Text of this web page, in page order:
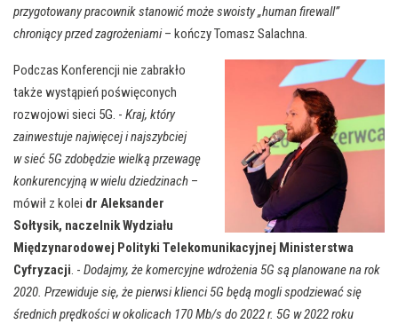
przygotowany pracownik stanowić może swoisty „human firewall”
chroniący przed zagrożeniami– kończy Tomasz Salachna.
Podczas Konferencji nie zabrakło
także wystąpień poświęconych
rozwojowi sieci 5G. - Kraj, który
zainwestuje najwięcej i najszybciej
w sieć 5G zdobędzie wielką przewagę
konkurencyjną w wielu dziedzinach –
mówił z kolei dr Aleksander
Sołtysik, naczelnik Wydziału
Międzynarodowej Polityki Telekomunikacyjnej Ministerstwa
Cyfryzacji. - Dodajmy, że komercyjne wdrożenia 5G są planowane na rok
2020. Przewiduje się, że pierwsi klienci 5G będą mogli spodziewać się
średnich prędkości w okolicach 170 Mb/s do 2022 r. 5G w 2022 roku